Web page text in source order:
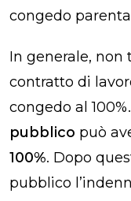
congedo
In generale, non
contratto di
congedo al
pubblico può
100%. Dopo
pubblico